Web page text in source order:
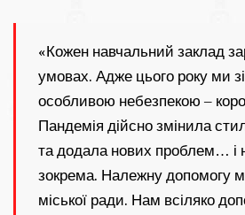
«Кожен навчальний заклад
умовах. Адже цього року ми
особливою небезпекою –
Пандемія дійсно змінила
та додала нових проблем… і
зокрема. Належну допомогу
міської ради. Нам всіляко